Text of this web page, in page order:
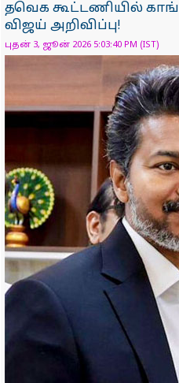
தவெக கூட்டணியில்
விஜய் அறிவிப்பு!
புதன் 3, ஜூன் 2026 5:03:40 PM (IST)